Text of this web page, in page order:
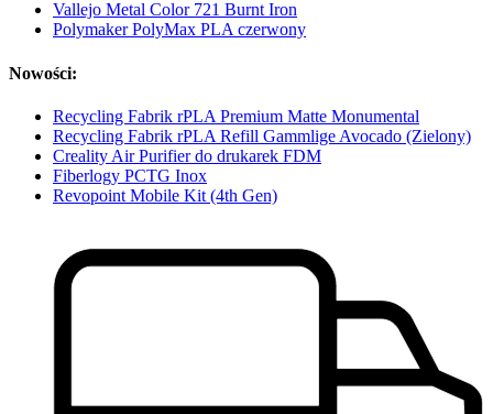
Vallejo Metal Color 721 Burnt Iron
Polymaker PolyMax PLA czerwony
Nowości:
Recycling Fabrik rPLA Premium Matte Monumental
Recycling Fabrik rPLA Refill Gammlige Avocado (Zielony)
Creality Air Purifier do drukarek FDM
Fiberlogy PCTG Inox
Revopoint Mobile Kit (4th Gen)